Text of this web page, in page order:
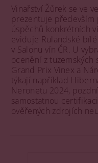
Vinařství Žůrek se ve
prezentuje
úspěchů konkrétních
eviduje Rulandské
v Salonu vín ČR. U
ocenění z tuzemských
Grand Prix Vinex a
týkají například
Neronetu 2024,
samostatnou
ověřených zdrojích